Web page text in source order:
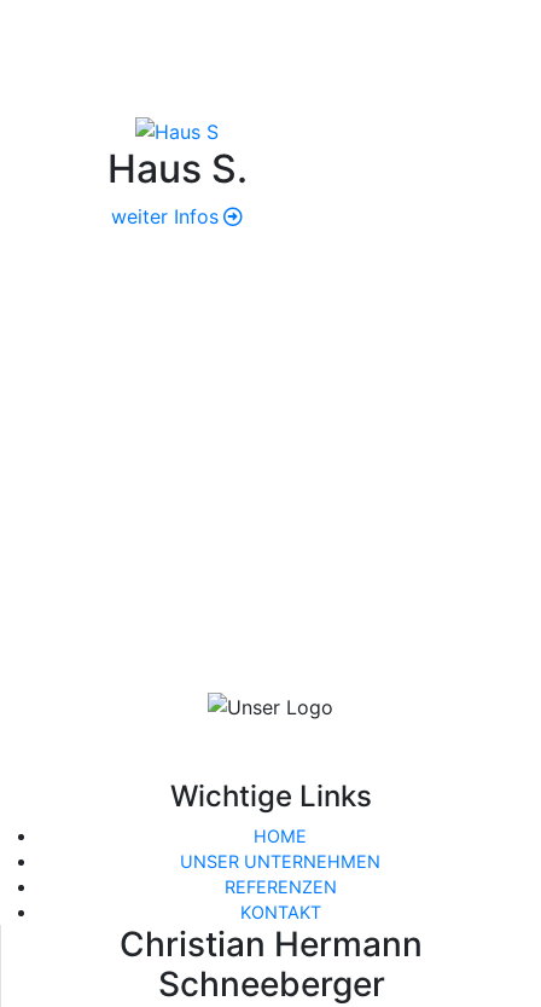
Haus S.
weiter Infos
Wichtige Links
HOME
UNSER UNTERNEHMEN
REFERENZEN
KONTAKT
Christian Hermann
Schneeberger